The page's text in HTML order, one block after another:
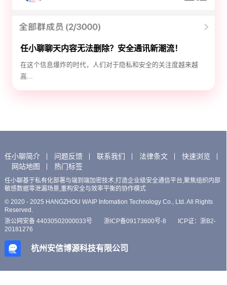
任小聊聊天内容无法删除？安全通讯新潮流！
在这个信息爆炸的时代，人们对于隐私和安全的关注度越来越
高...
任小聊简介 问题反馈 联系我们 法律条文
快速浏览
网站地图
热门标签
任小聊基于私有化部署与端到端加密技术,打造企业级安全通信平台,聚焦组织内部
敏感数据零泄漏场景,重构安全与效率平衡的协作模式
© 2020 - 2025 HANGZHOU WAIP Infomation Technology Co., Ltd. All Rights
Reserved.
浙公网安备 44030502000033号
浙ICP备09173600号-8
ICP证：浙B2-
20181276
杭州安信博源科技有限公司